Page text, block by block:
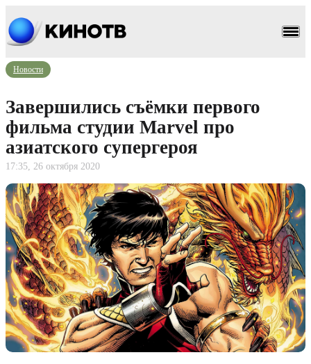
Новости
Завершились съёмки первого
фильма студии Marvel про
азиатского супергероя
17:35, 26 октября 2020